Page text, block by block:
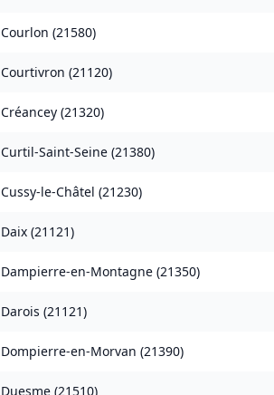
Courlon (21580)
Courtivron (21120)
Créancey (21320)
Curtil-Saint-Seine (21380)
Cussy-le-Châtel (21230)
Daix (21121)
Dampierre-en-Montagne (21350)
Darois (21121)
Dompierre-en-Morvan (21390)
Duesme (21510)